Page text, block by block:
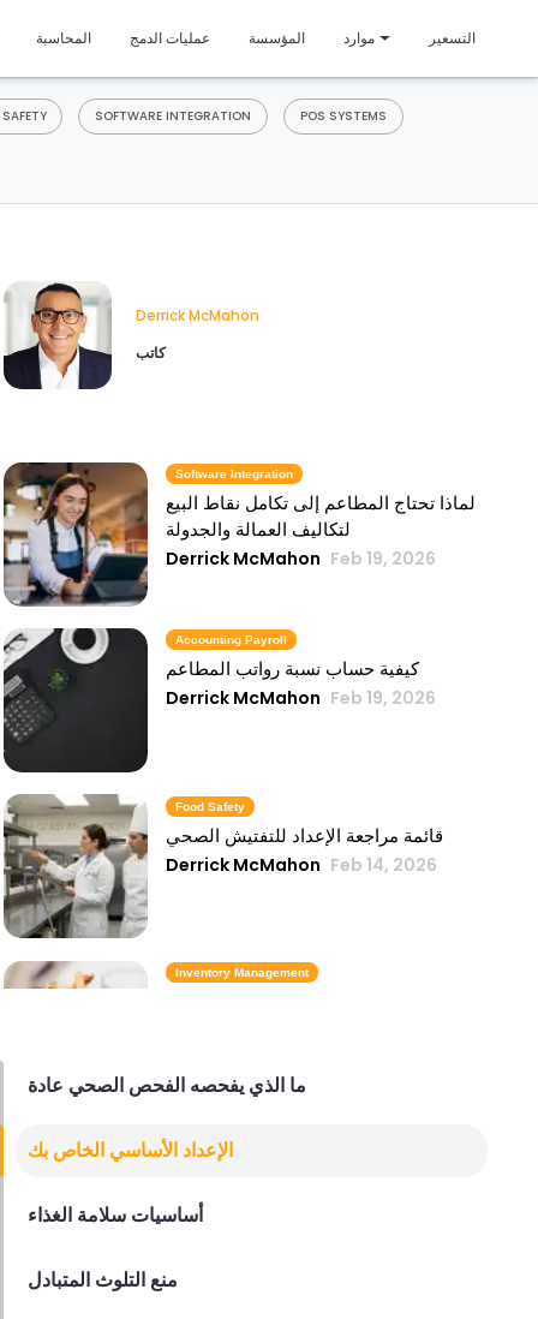
المحاسبة عمليات الدمج المؤسسة موارد التسعير
SOFTWARE INTEGRATION POS SYSTEMS
Derrick McMahon
كاتب
Software Integration
لماذا تحتاج المطاعم إلى تكامل نقاط البيع
لتكاليف العمالة والجدولة
Derrick McMahon Feb 19, 2026
Accounting Payroll
كيفية حساب نسبة رواتب المطاعم
Derrick McMahon Feb 19, 2026
Food Safety
قائمة مراجعة الإعداد للتفتيش الصحي
Derrick McMahon Feb 14, 2026
Inventory Management
Employee Scheduling
قائمة مراجعة تدريب موظفي المطعم
Derrick McMahon
ما الذي يفحصه الفحص الصحي عادة
الإعداد الأساسي الخاص بك
أساسيات سلامة الغذاء
منع التلوث المتبادل